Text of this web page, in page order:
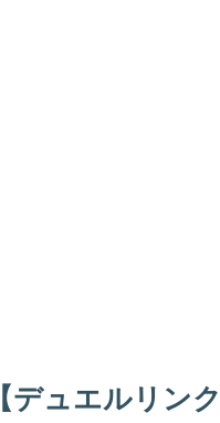
【デュエルリン